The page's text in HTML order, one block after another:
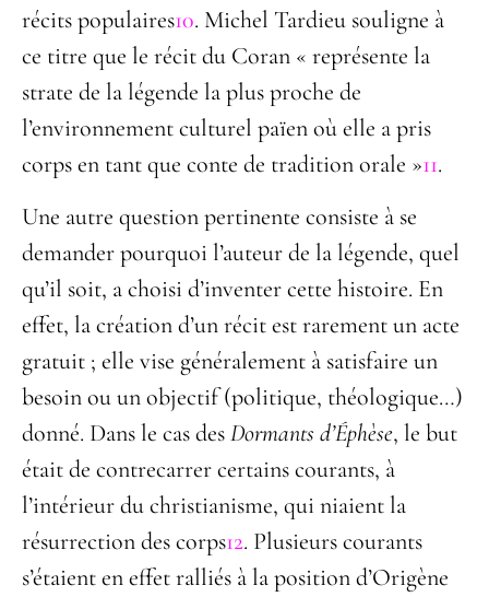
récits populaires10. Michel Tardieu souligne à
ce titre que le récit du Coran « représente la
strate de la légende la plus proche de
l’environnement culturel païen où elle a pris
corps en tant que conte de tradition orale »11.
Une autre question pertinente consiste à se
demander pourquoi l’auteur de la légende, quel
qu’il soit, a choisi d’inventer cette histoire. En
effet, la création d’un récit est rarement un acte
gratuit ; elle vise généralement à satisfaire un
besoin ou un objectif (politique, théologique…)
donné. Dans le cas desDormants d’Éphèse, le but
était de contrecarrer certains courants, à
l’intérieur du christianisme, qui niaient la
résurrection des corps12. Plusieurs courants
s’étaient en effet ralliés à la position d’Origène